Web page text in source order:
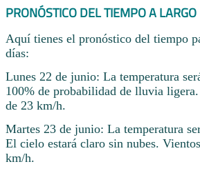
PRONÓSTICO DEL TIEMPO A
Aquí tienes el pronóstico del tiempo
días:
Lunes 22 de junio: La temperatura
100% de probabilidad de lluvia
de 23 km/h.
Martes 23 de junio: La temperatura
El cielo estará claro sin nubes.
km/h.